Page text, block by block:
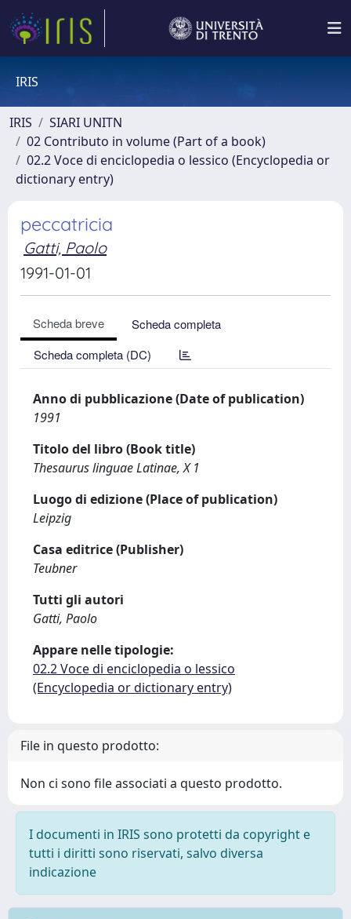
IRIS
IRIS
SIARI UNITN
02 Contributo in volume (Part of a book)
02.2 Voce di enciclopedia o lessico (Encyclopedia or
dictionary entry)
peccatricia
Gatti, Paolo
1991-01-01
Scheda breve
Scheda completa
Scheda completa (DC)
Anno di pubblicazione (Date of publication)
1991
Titolo del libro (Book title)
Thesaurus linguae Latinae, X 1
Luogo di edizione (Place of publication)
Leipzig
Casa editrice (Publisher)
Teubner
Tutti gli autori
Gatti, Paolo
Appare nelle tipologie:
02.2 Voce di enciclopedia o lessico
(Encyclopedia or dictionary entry)
File in questo prodotto:
Non ci sono file associati a questo prodotto.
I documenti in IRIS sono protetti da copyright e
tutti i diritti sono riservati, salvo diversa
indicazione